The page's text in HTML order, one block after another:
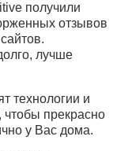
получили
отзывов
лучше
технологии и
чтобы прекрасно
у Вас дома.